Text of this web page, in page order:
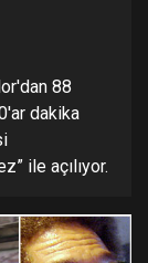
88
dakika
ile açılıyor.